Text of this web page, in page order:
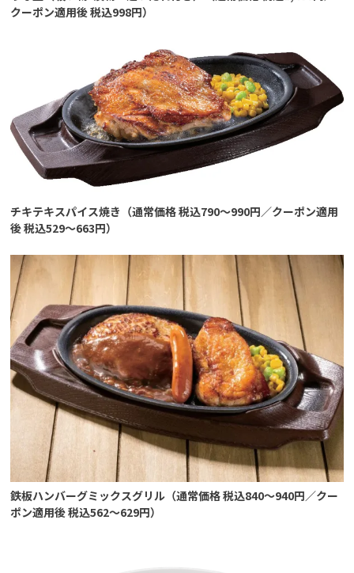
クーポン適用後 税込998円）
チキテキスパイス焼き（通常価格 税込790～990円／クーポン適用
後 税込529～663円）
鉄板ハンバーグミックスグリル（通常価格 税込840～940円／クー
ポン適用後 税込562～629円）